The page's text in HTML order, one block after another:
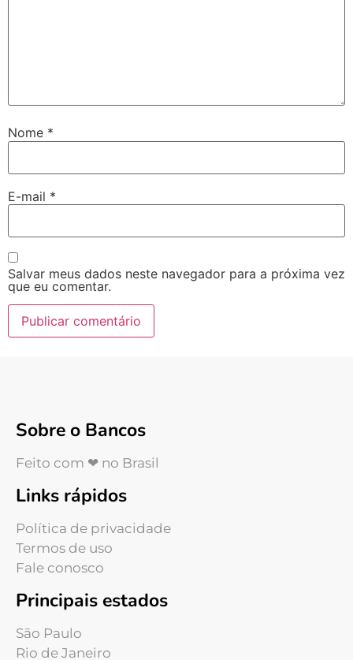
Nome *
E-mail *
Salvar meus dados neste navegador para a próxima vez
que eu comentar.
Sobre o Bancos
Feito com ❤ no Brasil
Links rápidos
Política de privacidade
Termos de uso
Fale conosco
Principais estados
São Paulo
Rio de Janeiro